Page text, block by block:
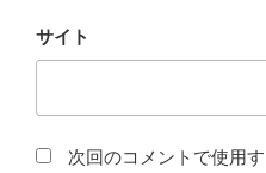
サイト
次回のコメントで使用